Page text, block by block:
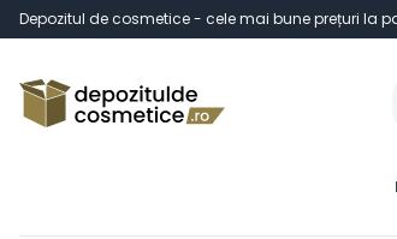
Depozitul de cosmetice - cele mai bune prețuri la